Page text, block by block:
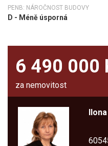
PENB: NÁROČNOST BUDOVY
D - Méně úsporná
6 490 000
za nemovitost